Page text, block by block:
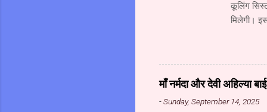
कूलिंग
मिलेगी।
का
रही है।
के विकास
किए गए हैं।
है। य...
माँ नर्मदा और देवी अहिल्या
-Sunday, September 14, 2025